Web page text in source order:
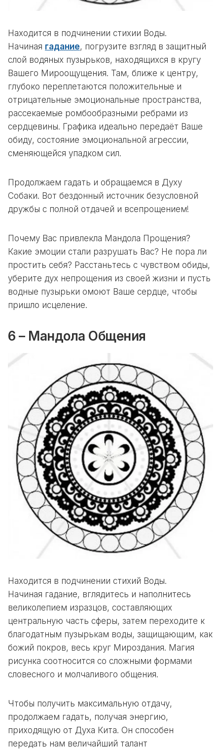
Находится в подчинении стихии Воды.
Начиная гадание, погрузите взгляд в защитный
слой водяных пузырьков, находящихся в кругу
Вашего Мироощущения. Там, ближе к центру,
глубоко переплетаются положительные и
отрицательные эмоциональные пространства,
рассекаемые ромбообразными ребрами из
сердцевины. Графика идеально передаёт Ваше
обиду, состояние эмоциональной агрессии,
сменяющейся упадком сил.
Продолжаем гадать и обращаемся в Духу
Собаки. Вот бездонный источник безусловной
дружбы с полной отдачей и всепрощением!
Почему Вас привлекла Мандола Прощения?
Какие эмоции стали разрушать Вас? Не пора ли
простить себя? Расстаньтесь с чувством обиды,
уберите дух непрощения из своей жизни и пусть
водные пузырьки омоют Ваше сердце, чтобы
пришло исцеление.
6 – Мандола Общения
Находится в подчинении стихий Воды.
Начиная гадание, вглядитесь и наполнитесь
великолепием изразцов, составляющих
центральную часть сферы, затем переходите к
благодатным пузырькам воды, защищающим, как
божий покров, весь круг Мироздания. Магия
рисунка соотносится со сложными формами
словесного и молчаливого общения.
Чтобы получить максимальную отдачу,
продолжаем гадать, получая энергию,
приходящую от Духа Кита. Он способен
передать нам величайший талант